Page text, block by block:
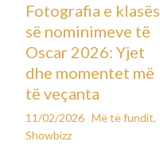
Fotografia e klasës
së nominimeve të
Oscar 2026: Yjet
dhe momentet më
të veçanta
11/02/2026 Më të fundit,
Showbizz